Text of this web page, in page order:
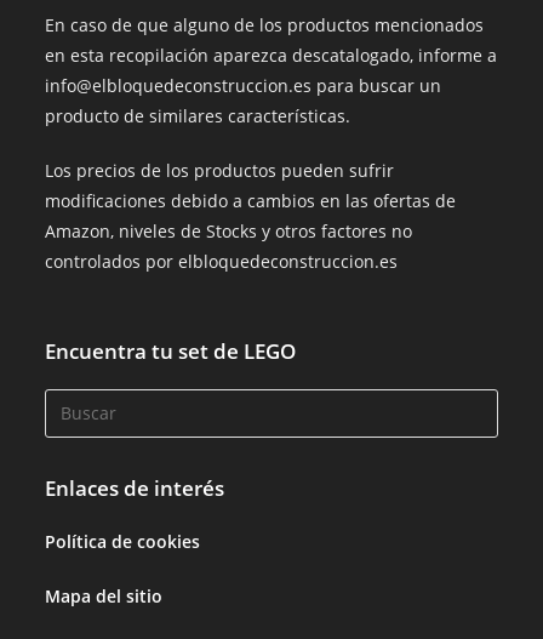
En caso de que alguno de los productos mencionados
en esta recopilación aparezca descatalogado, informe a
info@elbloquedeconstruccion.es para buscar un
producto de similares características.
Los precios de los productos pueden sufrir
modificaciones debido a cambios en las ofertas de
Amazon, niveles de Stocks y otros factores no
controlados por elbloquedeconstruccion.es
Encuentra tu set de LEGO
Enlaces de interés
Política de cookies
Mapa del sitio